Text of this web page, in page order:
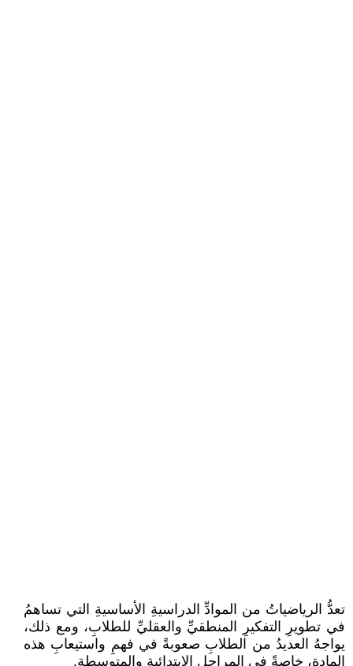
تعدُّ الرياضياتُ من الموادِّ الدراسيةِ الأساسيةِ التي تساهمُ
في تطويرِ التفكيرِ المنطقيِّ والعقليِّ للطلابِ، ومع ذلك،
يواجهُ العديدُ من الطلابِ صعوبةً في فهمِ واستيعابِ هذه
المادةِ، خاصةً في المراحلِ الابتدائيةِ والمتوسطةِ.